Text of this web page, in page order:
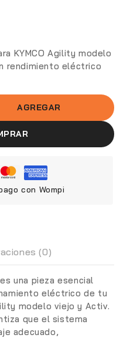
KYMCO Agility modelo
rendimiento eléctrico
AGREGAR
con Wompi
(0)
una pieza esencial
eléctrico de tu
modelo viejo y Activ.
que el sistema
adecuado,